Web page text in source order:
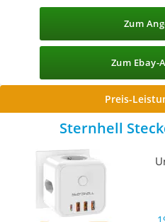
Zum
Zum Ebay-
Preis-
Sternhell